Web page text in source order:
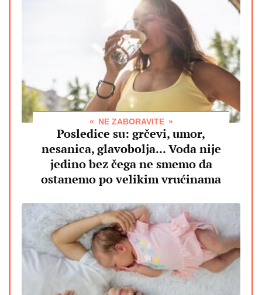
NE ZABORAVITE
Posledice su: grčevi, umor,
nesanica, glavobolja... Voda nije
jedino bez čega ne smemo da
ostanemo po velikim vrućinama